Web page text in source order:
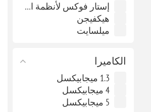
إستار فوكس لأنظمة الأمن والمراقبة
هيكفيجن
ميلسايت
الكاميرا
1.3 ميجابيكسل
4 ميجابيكسل
5 ميجابيكسل